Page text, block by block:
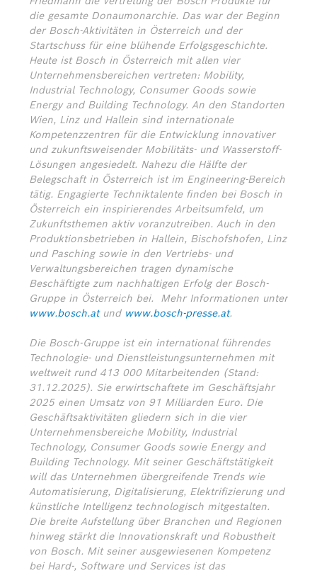
die gesamte Donaumonarchie. Das war der Beginn
der Bosch-Aktivitäten in Österreich und der
Startschuss für eine blühende Erfolgsgeschichte.
Heute ist Bosch in Österreich mit allen vier
Unternehmensbereichen vertreten: Mobility,
Industrial Technology, Consumer Goods sowie
Energy and Building Technology. An den Standorten
Wien, Linz und Hallein sind internationale
Kompetenzzentren für die Entwicklung innovativer
und zukunftsweisender Mobilitäts- und Wasserstoff-
Lösungen angesiedelt. Nahezu die Hälfte der
Belegschaft in Österreich ist im Engineering-Bereich
tätig. Engagierte Techniktalente finden bei Bosch in
Österreich ein inspirierendes Arbeitsumfeld, um
Zukunftsthemen aktiv voranzutreiben. Auch in den
Produktionsbetrieben in Hallein, Bischofshofen, Linz
und Pasching sowie in den Vertriebs- und
Verwaltungsbereichen tragen dynamische
Beschäftigte zum nachhaltigen Erfolg der Bosch-
Gruppe in Österreich bei. Mehr Informationen unter
www.bosch.atund www.bosch-presse.at.
Die Bosch-Gruppe ist ein international führendes
Technologie- und Dienstleistungsunternehmen mit
weltweit rund 413 000 Mitarbeitenden (Stand:
31.12.2025). Sie erwirtschaftete im Geschäftsjahr
2025 einen Umsatz von 91 Milliarden Euro. Die
Geschäftsaktivitäten gliedern sich in die vier
Unternehmensbereiche Mobility, Industrial
Technology, Consumer Goods sowie Energy and
Building Technology. Mit seiner Geschäftstätigkeit
will das Unternehmen übergreifende Trends wie
Automatisierung, Digitalisierung, Elektrifizierung und
künstliche Intelligenz technologisch mitgestalten.
Die breite Aufstellung über Branchen und Regionen
hinweg stärkt die Innovationskraft und Robustheit
von Bosch. Mit seiner ausgewiesenen Kompetenz
bei Hard-, Software und Services ist das